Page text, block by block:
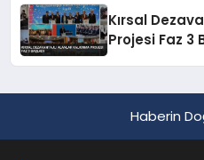
Kırsal
Projesi Faz 3
Haberin